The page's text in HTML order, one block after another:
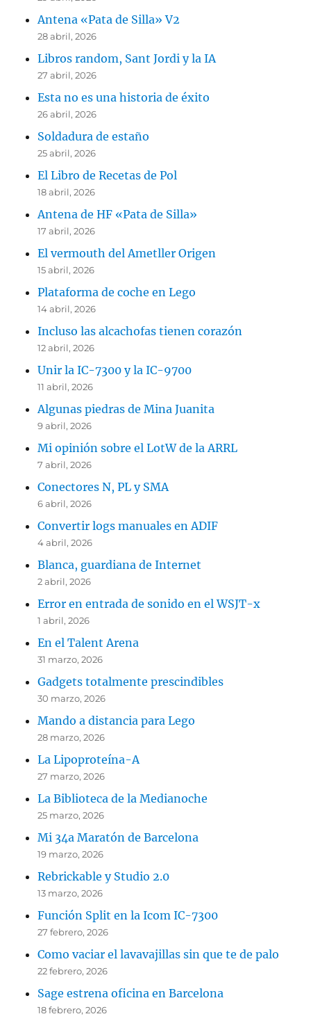
Antena «Pata de Silla» V2
28 abril, 2026
Libros random, Sant Jordi y la IA
27 abril, 2026
Esta no es una historia de éxito
26 abril, 2026
Soldadura de estaño
25 abril, 2026
El Libro de Recetas de Pol
18 abril, 2026
Antena de HF «Pata de Silla»
17 abril, 2026
El vermouth del Ametller Origen
15 abril, 2026
Plataforma de coche en Lego
14 abril, 2026
Incluso las alcachofas tienen corazón
12 abril, 2026
Unir la IC-7300 y la IC-9700
11 abril, 2026
Algunas piedras de Mina Juanita
9 abril, 2026
Mi opinión sobre el LotW de la ARRL
7 abril, 2026
Conectores N, PL y SMA
6 abril, 2026
Convertir logs manuales en ADIF
4 abril, 2026
Blanca, guardiana de Internet
2 abril, 2026
Error en entrada de sonido en el WSJT-x
1 abril, 2026
En el Talent Arena
31 marzo, 2026
Gadgets totalmente prescindibles
30 marzo, 2026
Mando a distancia para Lego
28 marzo, 2026
La Lipoproteína-A
27 marzo, 2026
La Biblioteca de la Medianoche
25 marzo, 2026
Mi 34a Maratón de Barcelona
19 marzo, 2026
Rebrickable y Studio 2.0
13 marzo, 2026
Función Split en la Icom IC-7300
27 febrero, 2026
Como vaciar el lavavajillas sin que te de palo
22 febrero, 2026
Sage estrena oficina en Barcelona
18 febrero, 2026